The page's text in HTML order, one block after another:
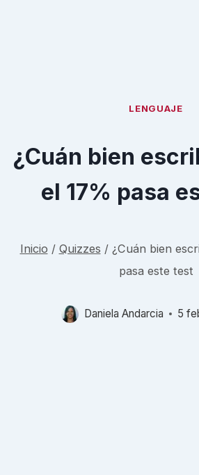
LENGUAJE
¿Cuán bien
el 17% pasa
Inicio / Quizzes / ¿Cuán bien
pasa este test
Daniela Andarcia 5